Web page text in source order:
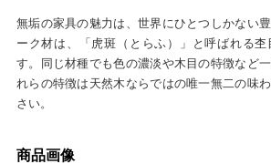
無垢の家具の魅力は、世界にひとつしかない
ーク材は、「虎斑（とらふ）」と呼ばれる杢
す。同じ材種でも色の濃淡や木目の特徴など
れらの特徴は天然木ならではの唯一無二の味
さい。
商品画像